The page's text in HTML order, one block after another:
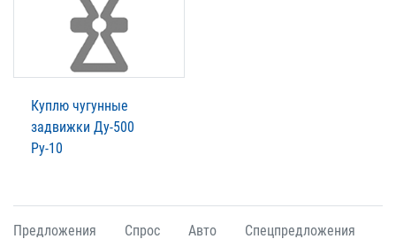
Куплю чугунные
задвижки Ду-500
Ру-10
Предложения Спрос Авто Спецпредложения